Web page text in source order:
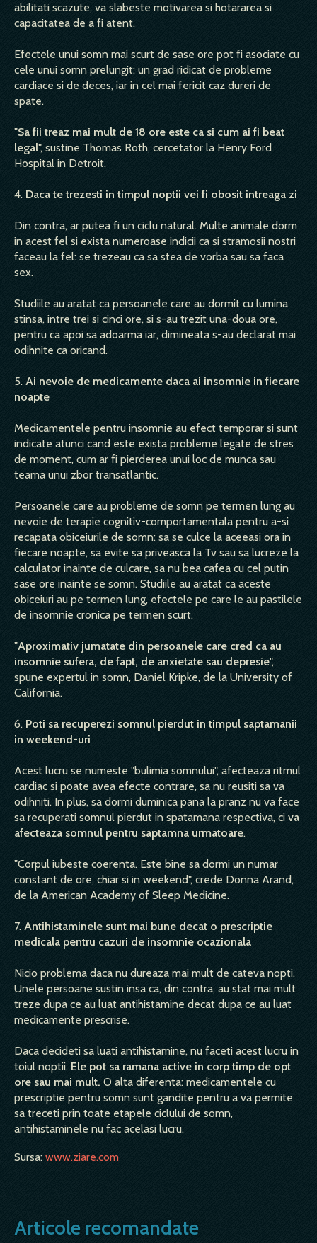
abilitati scazute, va slabeste motivarea si hotararea si
capacitatea de a fi atent.
Efectele unui somn mai scurt de sase ore pot fi asociate cu
cele unui somn prelungit: un grad ridicat de probleme
cardiace si de deces, iar in cel mai fericit caz dureri de
spate.
"Sa fii treaz mai mult de 18 ore este ca si cum ai fi beat
legal", sustine Thomas Roth, cercetator la Henry Ford
Hospital in Detroit.
4. Daca te trezesti in timpul noptii vei fi obosit intreaga zi
Din contra, ar putea fi un ciclu natural. Multe animale dorm
in acest fel si exista numeroase indicii ca si stramosii nostri
faceau la fel: se trezeau ca sa stea de vorba sau sa faca
sex.
Studiile au aratat ca persoanele care au dormit cu lumina
stinsa, intre trei si cinci ore, si s-au trezit una-doua ore,
pentru ca apoi sa adoarma iar, dimineata s-au declarat mai
odihnite ca oricand.
5. Ai nevoie de medicamente daca ai insomnie in fiecare
noapte
Medicamentele pentru insomnie au efect temporar si sunt
indicate atunci cand este exista probleme legate de stres
de moment, cum ar fi pierderea unui loc de munca sau
teama unui zbor transatlantic.
Persoanele care au probleme de somn pe termen lung au
nevoie de terapie cognitiv-comportamentala pentru a-si
recapata obiceiurile de somn: sa se culce la aceeasi ora in
fiecare noapte, sa evite sa priveasca la Tv sau sa lucreze la
calculator inainte de culcare, sa nu bea cafea cu cel putin
sase ore inainte se somn. Studiile au aratat ca aceste
obiceiuri au pe termen lung, efectele pe care le au pastilele
de insomnie cronica pe termen scurt.
"Aproximativ jumatate din persoanele care cred ca au
insomnie sufera, de fapt, de anxietate sau depresie",
spune expertul in somn, Daniel Kripke, de la University of
California.
6. Poti sa recuperezi somnul pierdut in timpul saptamanii
in weekend-uri
Acest lucru se numeste "bulimia somnului", afecteaza ritmul
cardiac si poate avea efecte contrare, sa nu reusiti sa va
odihniti. In plus, sa dormi duminica pana la pranz nu va face
sa recuperati somnul pierdut in spatamana respectiva, ci va
afecteaza somnul pentru saptamna urmatoare.
"Corpul iubeste coerenta. Este bine sa dormi un numar
constant de ore, chiar si in weekend", crede Donna Arand,
de la American Academy of Sleep Medicine.
7. Antihistaminele sunt mai bune decat o prescriptie
medicala pentru cazuri de insomnie ocazionala
Nicio problema daca nu dureaza mai mult de cateva nopti.
Unele persoane sustin insa ca, din contra, au stat mai mult
treze dupa ce au luat antihistamine decat dupa ce au luat
medicamente prescrise.
Daca decideti sa luati antihistamine, nu faceti acest lucru in
toiul noptii. Ele pot sa ramana active in corp timp de opt
ore sau mai mult. O alta diferenta: medicamentele cu
prescriptie pentru somn sunt gandite pentru a va permite
sa treceti prin toate etapele ciclului de somn,
antihistaminele nu fac acelasi lucru.
Sursa: www.ziare.com
Articole recomandate